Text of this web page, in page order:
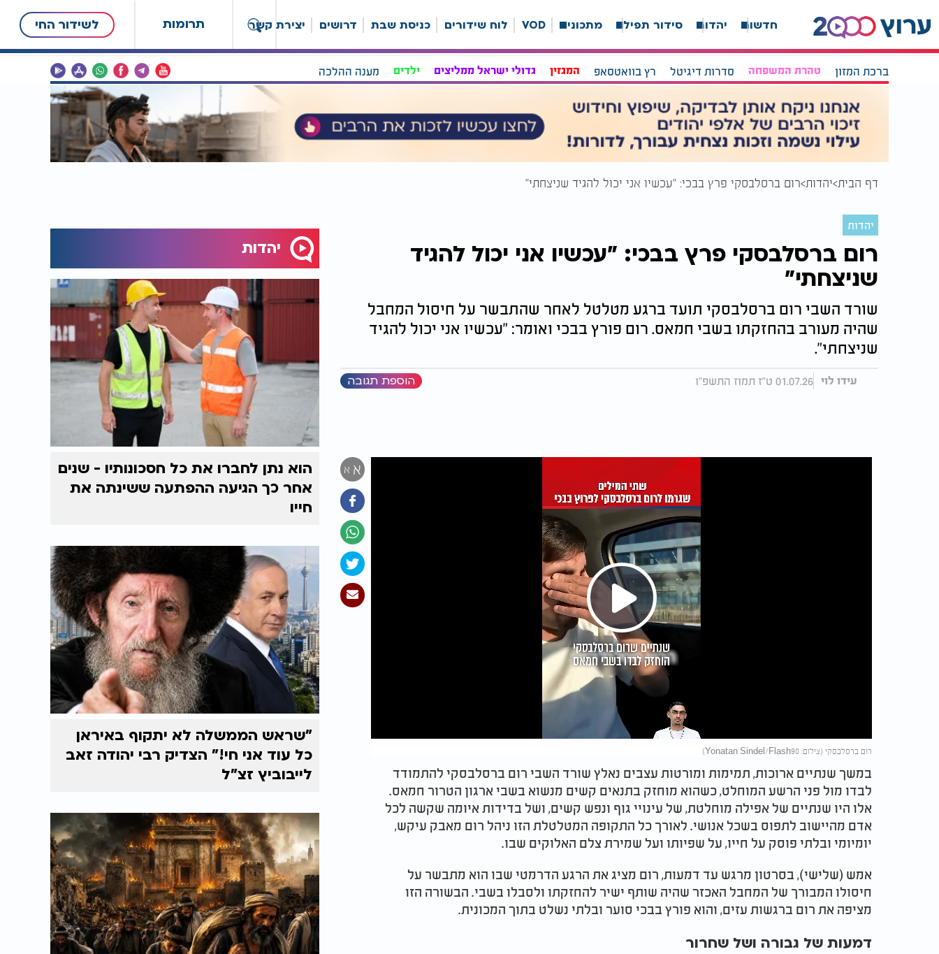
תרומות לשידור החי חדשות יהדות סידור תפילה מתכונים VOD לוח שידורים כניסת שבת דרושים יצירת קשר
ברכת המזון טהרת המשפחה סדרות דיגיטל רץ בוואטסאפ המגזין גדולי ישראל ממליצים ילדים מענה ההלכה
דף הבית יהדות רום ברסלבסקי פרץ בבכי: "עכשיו אני יכול להגיד שניצחתי"
יהדות
רום ברסלבסקי פרץ בבכי: "עכשיו אני יכול להגיד
שניצחתי"
שורד השבי רום ברסלבסקי תועד ברגע מטלטל לאחר שהתבשר על חיסול המחבל
שהיה מעורב בהחזקתו בשבי חמאס. רום פורץ בבכי ואומר: "עכשיו אני יכול להגיד
שניצחתי".
עידו לוי 01.07.26 ט"ז תמוז התשפ"ו הוספת תגובה
א א
Play
Video
רום ברסלבסקי (צילום: Yonatan Sindel/Flash90)
במשך שנתיים ארוכות, תמימות ומורטות עצבים נאלץ שורד השבי רום ברסלבסקי להתמודד
לבדו מול פני הרשע המוחלט, כשהוא מוחזק בתנאים קשים מנשוא בשבי ארגון הטרור חמאס.
אלו היו שנתיים של אפילה מוחלטת, של עינויי גוף ונפש קשים, ושל בדידות איומה שקשה לכל
אדם מהיישוב לתפוס בשכל אנושי. לאורך כל התקופה המטלטלת הזו ניהל רום מאבק עיקש,
יומיומי ובלתי פוסק על חייו, על שפיותו ועל שמירת צלם האלוקים שבו.
אמש (שלישי), בסרטון מרגש עד דמעות, רום מציג את הרגע הדרמטי שבו הוא מתבשר על
חיסולו המבורך של המחבל האכזר שהיה שותף ישיר להחזקתו ולסבלו בשבי. הבשורה הזו
מציפה את רום ברגשות עזים, והוא פורץ בבכי סוער ובלתי נשלט בתוך המכונית.
דמעות של גבורה ושל שחרור
יהדות
הוא נתן לחברו את כל חסכונותיו - שנים
אחר כך הגיעה ההפתעה ששינתה את
חייו
"שראש הממשלה לא יתקוף באיראן
כל עוד אני חי!" הצדיק רבי יהודה זאב
לייבוביץ זצ"ל